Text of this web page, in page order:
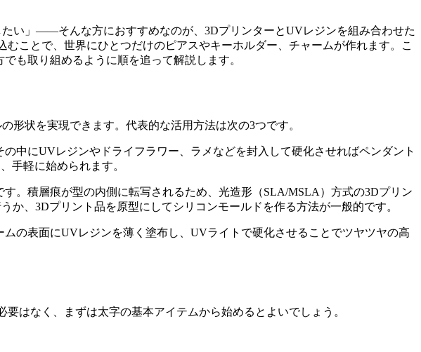
い」——そんな方におすすめなのが、3DプリンターとUVレジンを組み合わせた
ことで、世界にひとつだけのピアスやキーホルダー、チャームが作れます。こ
も取り組めるように順を追って解説します。
形状を実現できます。代表的な活用方法は次の3つです。
中にUVレジンやドライフラワー、ラメなどを封入して硬化させればペンダント
手軽に始められます。
。積層痕が型の内側に転写されるため、光造形（SLA/MSLA）方式の3Dプリン
、3Dプリント品を原型にしてシリコンモールドを作る方法が一般的です。
の表面にUVレジンを薄く塗布し、UVライトで硬化させることでツヤツヤの高
はなく、まずは太字の基本アイテムから始めるとよいでしょう。